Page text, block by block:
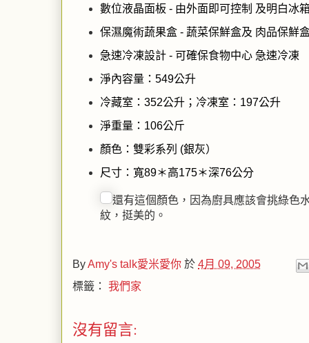
數位液晶面板 - 由外面即可控制 及明白冰
保濕魔術蔬果盒 - 蔬菜保鮮盒及 肉品保鮮
急速冷凍設計 - 可確保食物中心 急速冷凍
淨內容量：549公升
冷藏室：352公升；冷凍室：197公升
淨重量：106公斤
顏色：雙彩系列 (銀灰）
尺寸：寬89＊高175＊深76公分
還有這個顏色，因為廚具應該會挑綠色
紋，挺美的。
ByAmy's talk愛米愛你 於 4月 09, 2005
標籤： 我們家
沒有留言: